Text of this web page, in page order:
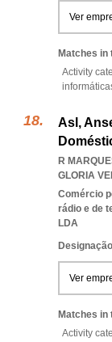
Ver
Matches in
Activity
Asl,
R
GLORIA
Comércio
rádio e de
LDA
Ver
Matches in
Activity